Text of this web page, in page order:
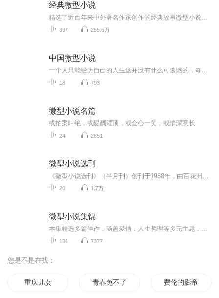
经典微型小说
397 255.6万
中国微型小说
18 793
微型小说名篇
或拍案叫绝，或醍醐灌顶，或会心一笑，或情深意长
24 2651
微型小说选刊
20 1.7万
微型小说集锦
134 7377
您是不是在找：
重庆儿女 青春免不了犯二 费伦的影帝